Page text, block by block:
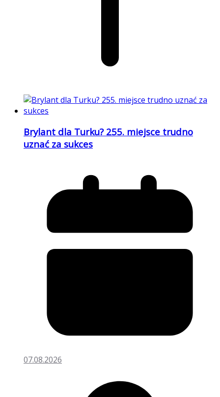
Brylant dla Turku? 255. miejsce trudno
uznać za sukces
07.08.2026